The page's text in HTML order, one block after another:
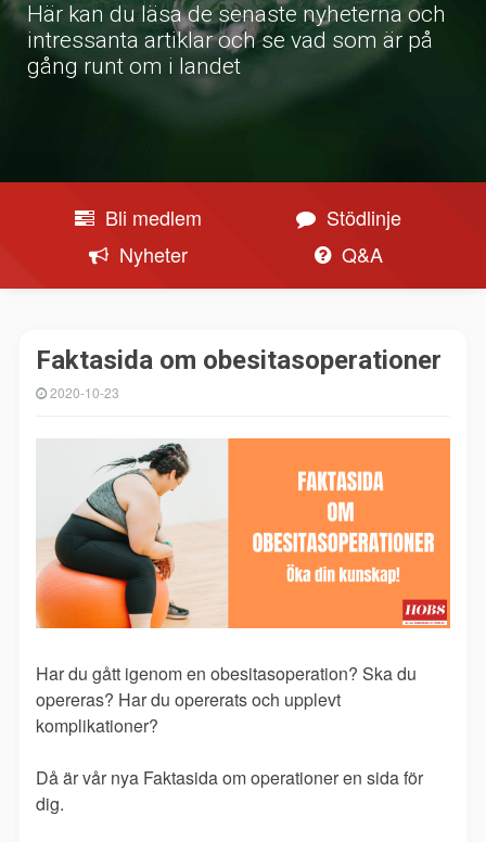
Här kan du läsa de senaste nyheterna och
intressanta artiklar och se vad som är på
gång runt om i landet
Bli medlem
Stödlinje
Nyheter
Q&A
Faktasida om obesitasoperationer
2020-10-23
Har du gått igenom en obesitasoperation? Ska du
opereras? Har du opererats och upplevt
komplikationer?
Då är vår nya Faktasida om operationer en sida för
dig.